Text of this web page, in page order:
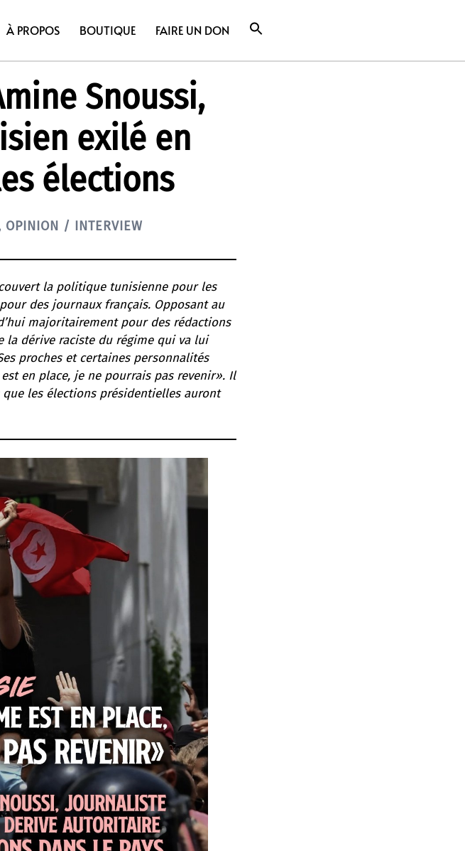
À PROPOS BOUTIQUE FAIRE UN DON
Snoussi,
exilé en
élections
OPINION / INTERVIEW
la politique tunisienne pour les
des journaux français. Opposant au
majoritairement pour des rédactions
la dérive raciste du régime qui va lui
proches et certaines personnalités
en place, je ne pourrais pas revenir». Il
que les élections présidentielles auront